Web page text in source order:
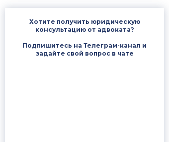
Хотите получить юридическую
консультацию от адвоката?
Подпишитесь на Телеграм-канал и
задайте свой вопрос в чате